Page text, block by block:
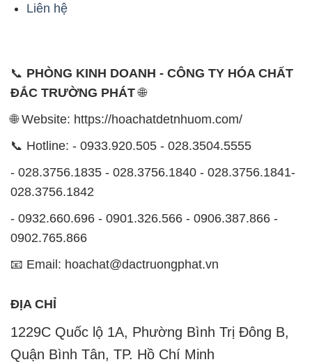
Liên hệ
📞 PHÒNG KINH DOANH - CÔNG TY HÓA CHẤT
ĐẮC TRƯỜNG PHÁT🌐
🌐 Website: https://hoachatdetnhuom.com/
📞 Hotline: - 0933.920.505 - 028.3504.5555
- 028.3756.1835 - 028.3756.1840 - 028.3756.1841-
028.3756.1842
- 0932.660.696 - 0901.326.566 - 0906.387.866 -
0902.765.866
📧 Email: hoachat@dactruongphat.vn
ĐỊA CHỈ
1229C Quốc lộ 1A, Phường Bình Trị Đông B,
Quận Bình Tân, TP. Hồ Chí Minh